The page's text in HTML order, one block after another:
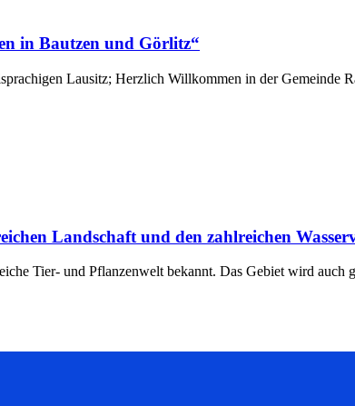
in Bautzen und Görlitz“
Lausitz; Herzlich Willkommen in der Gemeinde
Landschaft und den zahlreichen
Tier- und Pflanzenwelt bekannt. Das Gebiet wird auch